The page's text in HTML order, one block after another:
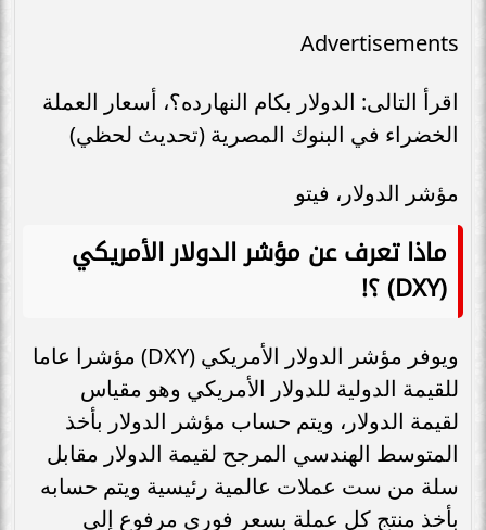
Advertisements
اقرأ التالى: الدولار بكام النهارده؟، أسعار العملة
الخضراء في البنوك المصرية (تحديث لحظي)
مؤشر الدولار، فيتو
ماذا تعرف عن مؤشر الدولار الأمريكي
(DXY) ؟!
ويوفر مؤشر الدولار الأمريكي (DXY) مؤشرا عاما
للقيمة الدولية للدولار الأمريكي وهو مقياس
لقيمة الدولار، ويتم حساب مؤشر الدولار بأخذ
المتوسط ​​الهندسي المرجح لقيمة الدولار مقابل
سلة من ست عملات عالمية رئيسية ويتم حسابه
بأخذ منتج كل عملة بسعر فوري مرفوع إلى